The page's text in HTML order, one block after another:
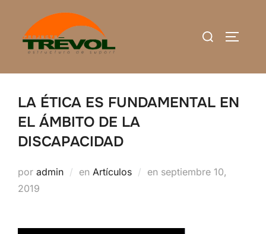
contenido
Buscar:
LA ÉTICA ES FUNDAMENTAL EN
EL ÁMBITO DE LA
DISCAPACIDAD
por admin en Artículos en Publicado
septiembre 10,
2019